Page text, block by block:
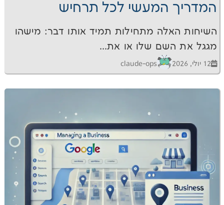
המעשי לכל תרחיש
מתחילות תמיד אותו דבר: מישהו
שלו או את...
claude-ops